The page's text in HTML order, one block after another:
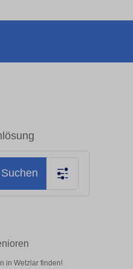
Suchen
in Wetzlar finden!